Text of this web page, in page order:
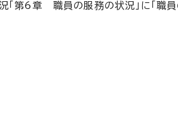
「第6章 職員の服務の状況」に「職